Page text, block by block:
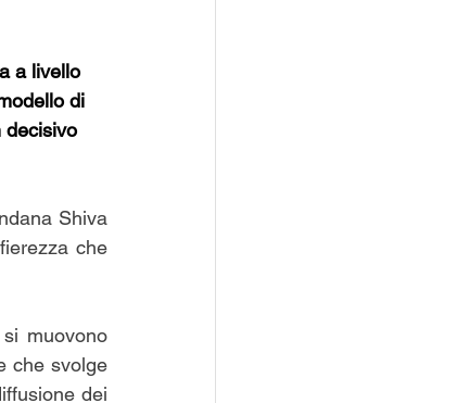
a livello
di
decisivo
Shiva
che
muovono
che svolge
dei